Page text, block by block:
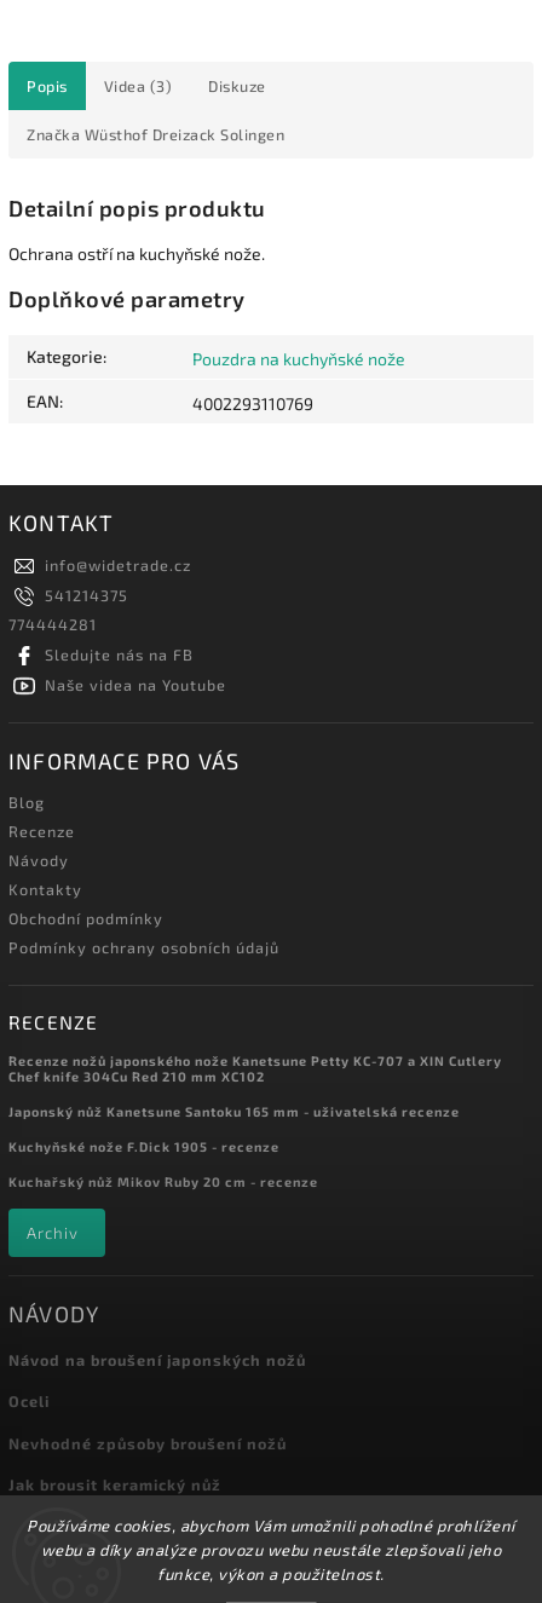
Používáme cookies, abychom Vám umožnili pohodlné prohlížení
webu a díky analýze provozu webu neustále zlepšovali jeho
funkce, výkon a použitelnost.
Popis Videa (3) Diskuze
Značka Wüsthof Dreizack Solingen
Detailní popis produktu
Ochrana ostří na kuchyňské nože.
Doplňkové parametry
Kategorie: Pouzdra na kuchyňské nože
EAN: 4002293110769
KONTAKT
info@widetrade.cz
541214375
774444281
Sledujte nás na FB
Naše videa na Youtube
INFORMACE PRO VÁS
Blog
Recenze
Návody
Kontakty
Obchodní podmínky
Podmínky ochrany osobních údajů
RECENZE
Recenze nožů japonského nože Kanetsune Petty KC-707 a XIN Cutlery
Chef knife 304Cu Red 210 mm XC102
Japonský nůž Kanetsune Santoku 165 mm - uživatelská recenze
Kuchyňské nože F.Dick 1905 - recenze
Kuchařský nůž Mikov Ruby 20 cm - recenze
Archiv
NÁVODY
Návod na broušení japonských nožů
Oceli
Nevhodné způsoby broušení nožů
Jak brousit keramický nůž
Archiv